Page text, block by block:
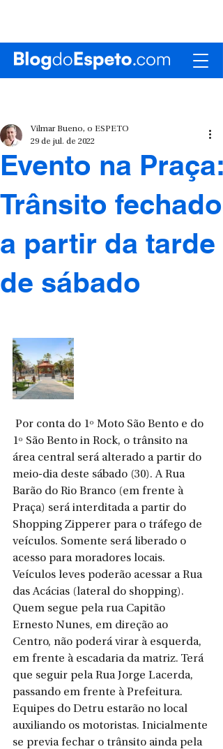
Evento na Praça:
Trânsito fechado
a partir da tarde
de sábado
Vilmar Bueno, o ESPETO
29 de jul. de 2022
Por conta do 1º Moto São Bento e do
1º São Bento in Rock, o trânsito na
área central será alterado a partir do
meio-dia deste sábado (30). A Rua
Barão do Rio Branco (em frente à
Praça) será interditada a partir do
Shopping Zipperer para o tráfego de
veículos. Somente será liberado o
acesso para moradores locais.
Veículos leves poderão acessar a Rua
das Acácias (lateral do shopping).
Quem segue pela rua Capitão
Ernesto Nunes, em direção ao
Centro, não poderá virar à esquerda,
em frente à escadaria da matriz. Terá
que seguir pela Rua Jorge Lacerda,
passando em frente à Prefeitura.
Equipes do Detru estarão no local
auxiliando os motoristas. Inicialmente
se previa fechar o trânsito ainda pela